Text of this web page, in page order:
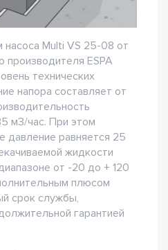
Multi VS 25-08 от
производителя ESPA
технических
напора составляет от
м3/час. При этом
давление равняется 25
жидкости
от -20 до + 120
плюсом
срок службы,
гарантией